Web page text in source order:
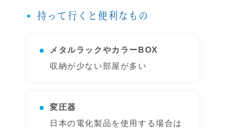
持って行くと便利なもの
メタルラックやカラーBOX
収納が少ない部屋が多い
変圧器
日本の電化製品を使用する場合は